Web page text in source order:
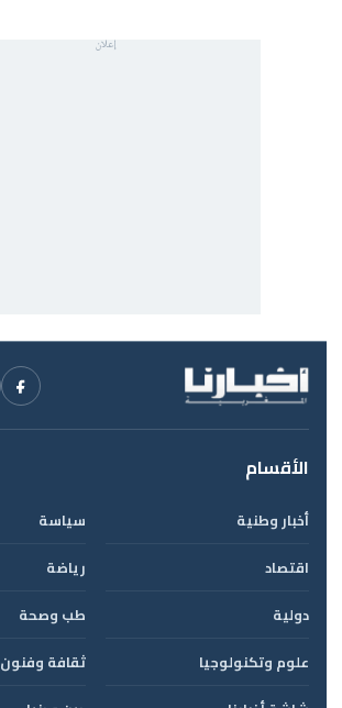
الأقسام
أخبار وطنية
سياسة
اقتصاد
رياضة
دولية
طب وصحة
علوم وتكنولوجيا
ثقافة وفنون